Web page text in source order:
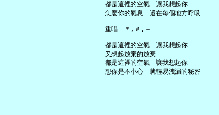
     都是這裡的空氣　讓我想起你
     怎麼你的氣息　還在每個地方呼吸
     重唱　＊,＃,＋
     都是這裡的空氣　讓我想起你
     又想起放棄的放棄
     都是這裡的空氣　讓我想起你